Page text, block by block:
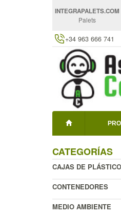
INTEGRAPALETS.COM
Palets
+34 963 666 741
CATEGORÍAS
CAJAS DE PLÁSTICO
CONTENEDORES
MEDIO AMBIENTE